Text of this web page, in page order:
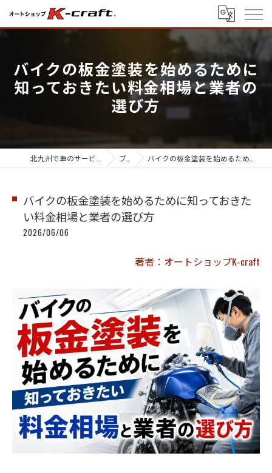
バイクの板金塗装を始めるために
知っておきたい料金相場と業者の
選び方
ブログ バイクの板金塗装を始めるために知っておきたい料金相場と業者の選び方
バイクの板金塗装を始めるために知っておきた
い料金相場と業者の選び方
2026/06/06
著者：オートショップK-craft